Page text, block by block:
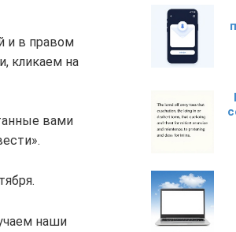
и в правом
кликаем на
вами
наши